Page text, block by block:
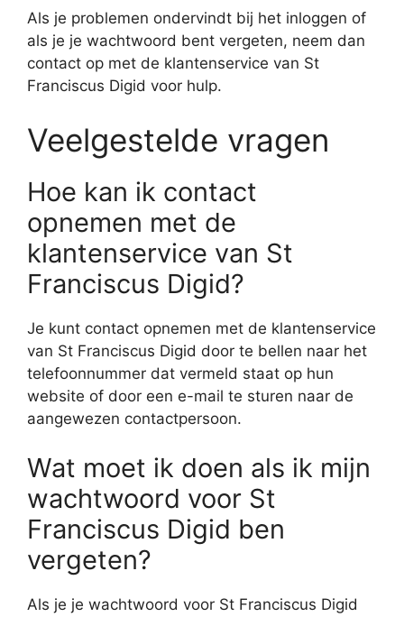
Als je problemen ondervindt bij het inloggen of
als je je wachtwoord bent vergeten, neem dan
contact op met de klantenservice van St
Franciscus Digid voor hulp.
Veelgestelde vragen
Hoe kan ik contact
opnemen met de
klantenservice van St
Franciscus Digid?
Je kunt contact opnemen met de klantenservice
van St Franciscus Digid door te bellen naar het
telefoonnummer dat vermeld staat op hun
website of door een e-mail te sturen naar de
aangewezen contactpersoon.
Wat moet ik doen als ik mijn
wachtwoord voor St
Franciscus Digid ben
vergeten?
Als je je wachtwoord voor St Franciscus Digid